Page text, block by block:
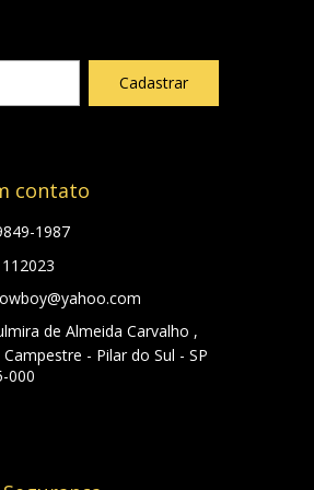
contato
1987
de Almeida Carvalho ,
Campestre - Pilar do Sul - SP
000